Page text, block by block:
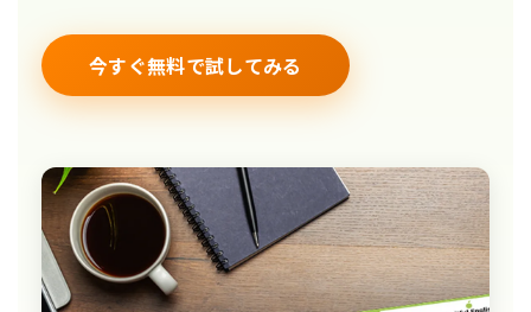
今すぐ無料で試してみる